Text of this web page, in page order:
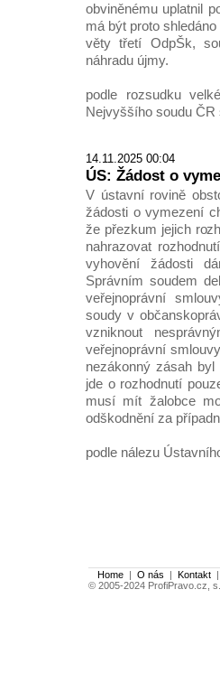
obviněnému uplatnil
má být proto
věty třetí OdpŠk,
náhradu újmy.
podle rozsudku
Nejvyššího soudu ČR
14.11.2025 00:04
ÚS: Žádost o
V ústavní rovině
žádosti o vymezení
že přezkum jejich
nahrazovat
vyhovění žádosti
Správním soudem
veřejnoprávní
soudy v
vzniknout
veřejnoprávní
nezákonný zásah
jde o rozhodnutí
musí mít žalobce
odškodnění za
podle nálezu
Home | O nás | Kontakt |
© 2005-2024 ProfiPravo.cz,